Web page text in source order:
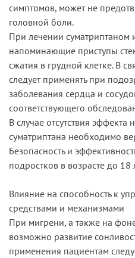
симптомов, может не
головной боли.
При лечении суматриптаном
напоминающие приступы
сжатия в грудной клетке. В
следует применять при
заболевания сердца и
соответствующего
В случае отсутствия
суматриптана необходимо
Безопасность и
подростков в возрасте до 18
Влияние на способность к
средствами и механизмами
При мигрени, а также на
возможно развитие
применения пациентам